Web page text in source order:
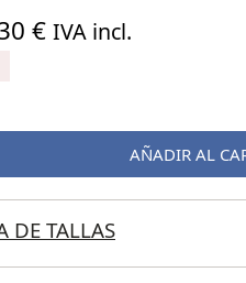
€El
es:
148,30 €.
IVA incl.
AÑADIR AL
DE TALLAS